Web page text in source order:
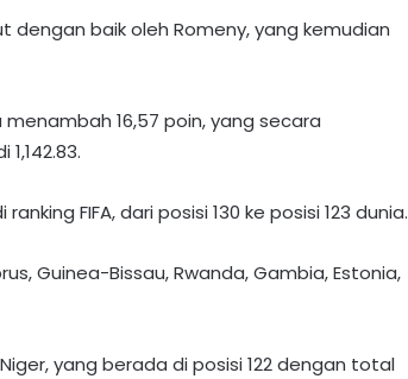
dengan baik oleh Romeny, yang kemudian
16,57 poin, yang secara
FIFA, dari posisi 130 ke posisi 123 dunia.
Guinea-Bissau, Rwanda, Gambia, Estonia,
yang berada di posisi 122 dengan total